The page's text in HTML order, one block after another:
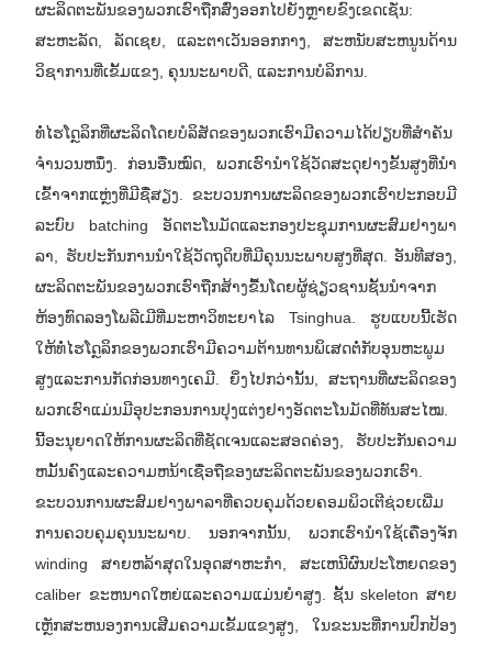
ຜະລິດຕະພັນຂອງພວກເຮົາຖືກສົ່ງອອກໄປຍັງຫຼາຍຂົງເຂດເຊັ່ນ:
ສະຫະລັດ, ລັດເຊຍ, ແລະຕາເວັນອອກກາງ, ສະຫນັບສະຫນູນດ້ານ
ວິຊາການທີ່ເຂັ້ມແຂງ, ຄຸນນະພາບດີ, ແລະການບໍລິການ.
ທໍ່ໄຮໂດຼລິກທີ່ຜະລິດໂດຍບໍລິສັດຂອງພວກເຮົາມີຄວາມໄດ້ປຽບທີ່ສໍາຄັນ
ຈໍານວນຫນຶ່ງ. ກ່ອນອື່ນໝົດ, ພວກເຮົານຳໃຊ້ວັດສະດຸຢາງຂັ້ນສູງທີ່ນຳ
ເຂົ້າຈາກແຫຼ່ງທີ່ມີຊື່ສຽງ. ຂະບວນການຜະລິດຂອງພວກເຮົາປະກອບມີ
ລະບົບ batching ອັດຕະໂນມັດແລະກອງປະຊຸມການຜະສົມຢາງພາ
ລາ, ຮັບປະກັນການນໍາໃຊ້ວັດຖຸດິບທີ່ມີຄຸນນະພາບສູງທີ່ສຸດ. ອັນທີສອງ,
ຜະລິດຕະພັນຂອງພວກເຮົາຖືກສ້າງຂື້ນໂດຍຜູ້ຊ່ຽວຊານຊັ້ນນໍາຈາກ
ຫ້ອງທົດລອງໂພລີເມີທີ່ມະຫາວິທະຍາໄລ Tsinghua. ຮູບແບບນີ້ເຮັດ
ໃຫ້ທໍ່ໄຮໂດຼລິກຂອງພວກເຮົາມີຄວາມຕ້ານທານພິເສດຕໍ່ກັບອຸນຫະພູມ
ສູງແລະການກັດກ່ອນທາງເຄມີ. ຍິ່ງໄປກວ່ານັ້ນ, ສະຖານທີ່ຜະລິດຂອງ
ພວກເຮົາແມ່ນມີອຸປະກອນການປຸງແຕ່ງຢາງອັດຕະໂນມັດທີ່ທັນສະໄໝ.
ນີ້ອະນຸຍາດໃຫ້ການຜະລິດທີ່ຊັດເຈນແລະສອດຄ່ອງ, ຮັບປະກັນຄວາມ
ຫມັ້ນຄົງແລະຄວາມຫນ້າເຊື່ອຖືຂອງຜະລິດຕະພັນຂອງພວກເຮົາ.
ຂະບວນການຜະສົມຢາງພາລາທີ່ຄວບຄຸມດ້ວຍຄອມພິວເຕີຊ່ວຍເພີ່ມ
ການຄວບຄຸມຄຸນນະພາບ. ນອກຈາກນັ້ນ, ພວກເຮົານໍາໃຊ້ເຄື່ອງຈັກ
winding ສາຍຫລ້າສຸດໃນອຸດສາຫະກໍາ, ສະເຫນີຜົນປະໂຫຍດຂອງ
caliber ຂະຫນາດໃຫຍ່ແລະຄວາມແມ່ນຍໍາສູງ. ຊັ້ນ skeleton ສາຍ
ເຫຼັກສະຫນອງການເສີມຄວາມເຂັ້ມແຂງສູງ, ໃນຂະນະທີ່ການປົກປ້ອງ